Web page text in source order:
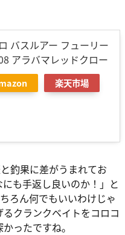
バスルアー フューリー
アラバマレッドクロー
楽天市場
釣果に差がうまれてお
も手返し良いのか！」と
ろん何でもいいわけじゃ
クランクベイトをコロコ
ったですね。